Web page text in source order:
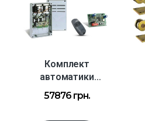
Комплект
автоматики
для розпашних
воріт вагою до
57876 грн.